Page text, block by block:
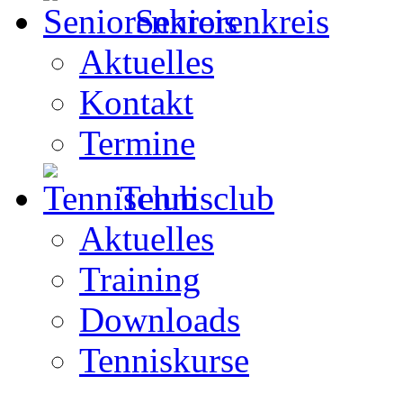
Seniorenkreis
Aktuelles
Kontakt
Termine
Tennisclub
Aktuelles
Training
Downloads
Tenniskurse